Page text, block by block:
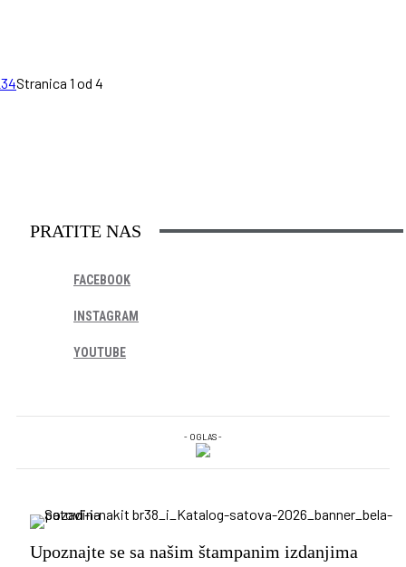
34Stranica 1 od 4
PRATITE NAS
FACEBOOK
INSTAGRAM
YOUTUBE
- OGLAS -
Upoznajte se sa našim štampanim izdanjima